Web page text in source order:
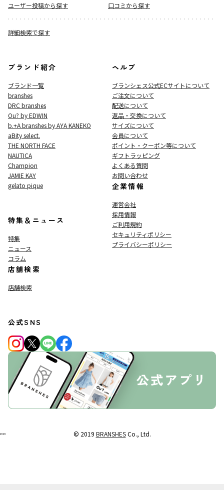
ユーザー投稿から探す
口コミから探す
詳細検索で探す
ブランド紹介
ブランド一覧
branshes
DRC branshes
Ou? by EDWIN
b.+A branshes by AYA KANEKO
aBity select.
THE NORTH FACE
NAUTICA
Champion
JAMIE KAY
gelato pique
特集＆ニュース
特集
ニュース
コラム
店舗検索
店舗検索
ヘルプ
ブランシェス公式ECサイトについて
ご注文について
配送について
返品・交換について
サイズについて
会員について
ポイント・クーポン等について
ギフトラッピング
よくある質問
お問い合わせ
企業情報
運営会社
採用情報
ご利用規約
セキュリティポリシー
プライバシーポリシー
公式SNS
© 2019 BRANSHESCo., Ltd.
""